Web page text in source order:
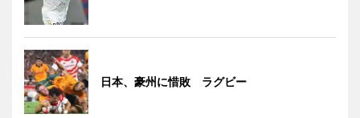
日本、豪州に惜敗 ラグビー